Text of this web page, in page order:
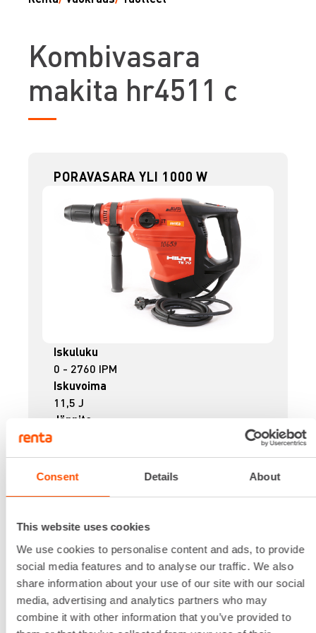
Consent Details About
This website uses cookies
We use cookies to personalise content and ads, to provide
social media features and to analyse our traffic. We also
share information about your use of our site with our social
media, advertising and analytics partners who may
combine it with other information that you’ve provided to
Kombivasara
makita hr4511 c
PORAVASARA YLI 1000 W
Iskuluku
0 - 2760 IPM
Iskuvoima
11,5 J
Jännite
45 mm
Lataa lisää
Seuraavat pv 27,56 €/ pv
Kuukausi 439,90 €/ kk
Alv 0 %